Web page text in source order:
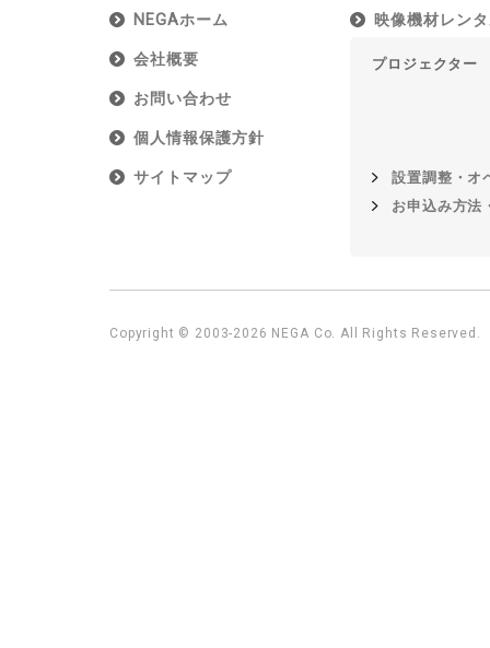
NEGAホーム
会社概要
お問い合わせ
個人情報保護方針
サイトマップ
映像機材レン
プロジェクター
設置調整・オ
お申込み方法
Copyright © 2003-2026 NEGA Co. All Rights Reserved.